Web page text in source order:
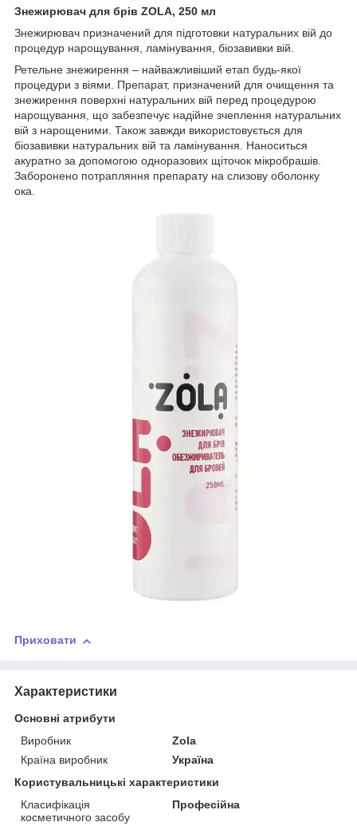
Знежирювач для брів ZOLA, 250 мл
Знежирювач призначений для підготовки натуральних вій до
процедур нарощування, ламінування, біозавивки вій.
Ретельне знежирення – найважливіший етап будь-якої
процедури з віями. Препарат, призначений для очищення та
знежирення поверхні натуральних вій перед процедурою
нарощування, що забезпечує надійне зчеплення натуральних
вій з нарощеними. Також завжди використовується для
біозавивки натуральних вій та ламінування. Наноситься
акуратно за допомогою одноразових щіточок мікробрашів.
Заборонено потрапляння препарату на слизову оболонку
ока.
Приховати
Характеристики
Основні атрибути
Виробник
Zola
Країна виробник
Україна
Користувальницькі характеристики
Класифікація
косметичного засобу
Професійна